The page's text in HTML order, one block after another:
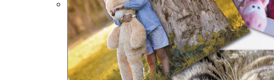
Lámparas LED